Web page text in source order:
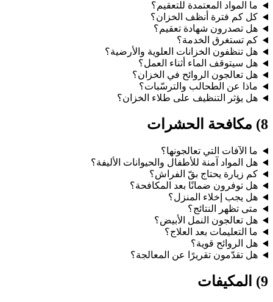
ما المواد المعتمدة للتعقيم؟
كل كم فترة أنظف الخزان؟
هل تصدرون شهادة تعقيم؟
كم تستغرق الخدمة؟
هل تنظفون الخزانات العلوية والأرضية؟
هل سيتوقف الماء أثناء العمل؟
هل تعالجون الروائح في الخزان؟
ماذا عن الطحالب والترسّبات؟
هل يؤثر التنظيف على طلاء الخزان؟
8) مكافحة الحشرات
ما الآفات التي تعالجونها؟
هل المواد آمنة للأطفال والحيوانات الأليفة؟
كم زيارة يحتاج بقّ الفراش؟
هل توفرون ضمانًا بعد المكافحة؟
هل يجب إخلاء المنزل؟
متى تظهر النتائج؟
هل تعالجون النمل الأبيض؟
ما التعليمات بعد العلاج؟
هل الروائح قوية؟
هل تقدّمون تقريرًا عن المعالجة؟
9) المكيفات